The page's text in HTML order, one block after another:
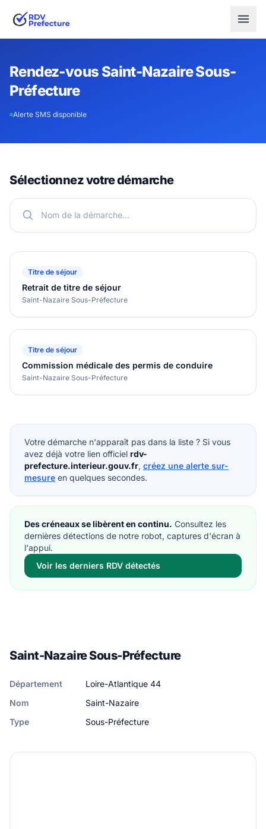
Rendez-vous Saint-Nazaire Sous-
Préfecture
Alerte SMS disponible
Sélectionnez votre démarche
Titre de séjour
Retrait de titre de séjour
Saint-Nazaire Sous-Préfecture
Titre de séjour
Commission médicale des permis de conduire
Saint-Nazaire Sous-Préfecture
Votre démarche n'apparaît pas dans la liste ? Si vous
avez déjà votre lien officiel rdv-
prefecture.interieur.gouv.fr, créez une alerte sur-
mesure en quelques secondes.
Des créneaux se libèrent en continu. Consultez les
dernières détections de notre robot, captures d'écran à
l'appui.
Voir les derniers RDV détectés
Saint-Nazaire Sous-Préfecture
Département
Loire-Atlantique 44
Nom
Saint-Nazaire
Type
Sous-Préfecture